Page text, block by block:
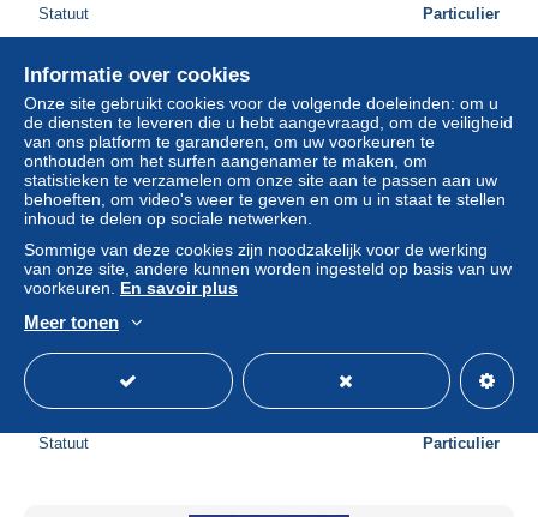
Statuut Particulier
Nieuw
ENFANT - Jeune fille sur sa balançoire
± US$ 5,76
Statuut Particulier
Informatie over cookies
Onze site gebruikt cookies voor de volgende doeleinden: om u
de diensten te leveren die u hebt aangevraagd, om de veiligheid
van ons platform te garanderen, om uw voorkeuren te
onthouden om het surfen aangenamer te maken, om
statistieken te verzamelen om onze site aan te passen aan uw
behoeften, om video's weer te geven en om u in staat te stellen
inhoud te delen op sociale netwerken.
Sommige van deze cookies zijn noodzakelijk voor de werking
van onze site, andere kunnen worden ingesteld op basis van uw
voorkeuren. En savoir plus
Meer tonen